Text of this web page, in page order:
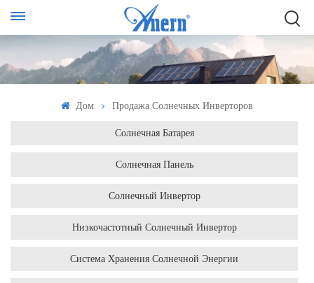
Дом Продажа Солнечных Инверторов
Солнечная Батарея
Солнечная Панель
Солнечный Инвертор
Низкочастотный Солнечный Инвертор
Система Хранения Солнечной Энергии